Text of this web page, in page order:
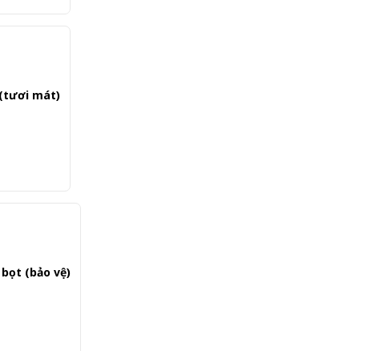
(tươi mát)
(bảo vệ)